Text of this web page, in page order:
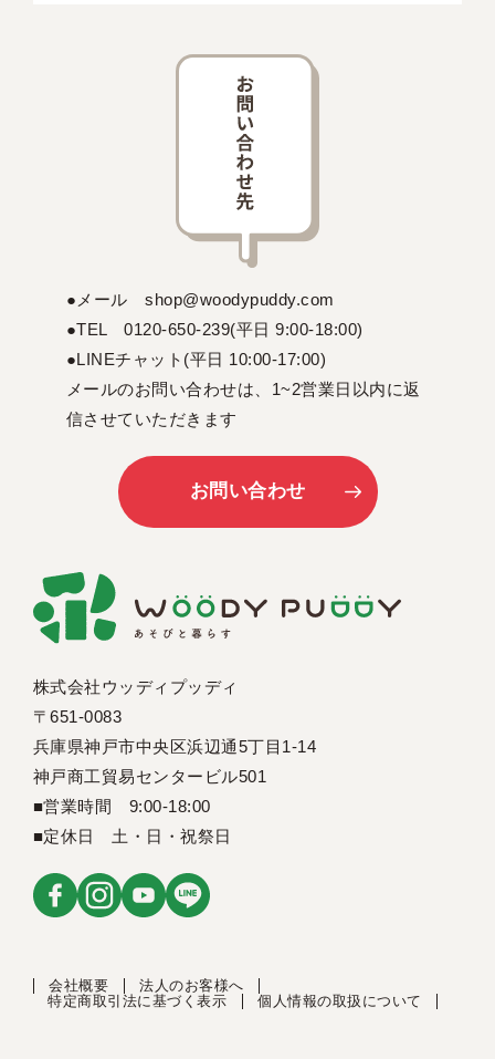
株式会社ウッディプッディ
〒651-0083
兵庫県神戸市中央区浜辺通5丁目1-14
神戸商工貿易センタービル501
■営業時間 9:00-18:00
■定休日 土・日・祝祭日
●メール shop@woodypuddy.com
●TEL 0120-650-239(平日 9:00-18:00)
●LINEチャット(平日 10:00-17:00)
メールのお問い合わせは、1~2営業日以内に返
信させていただきます
お問い合わせ
会社概要
法人のお客様へ
特定商取引法に基づく表示
個人情報の取扱について